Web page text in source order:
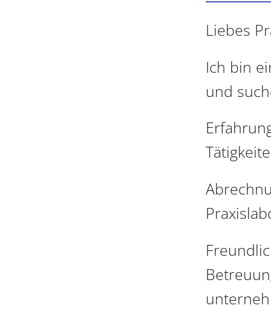
Liebes
Ich bin
und